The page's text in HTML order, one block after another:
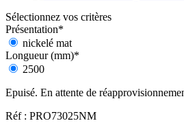
Sélectionnez vos critères
Présentation*
nickelé mat
Longueur (mm)*
2500
Epuisé. En attente de
Réf : PRO73025NM